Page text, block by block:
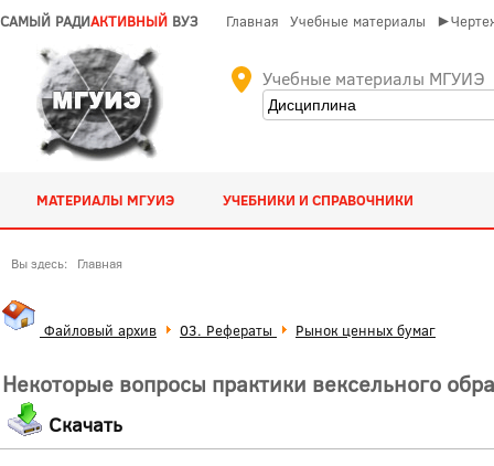
САМЫЙ РАДИАКТИВНЫЙ ВУЗ Главная Учебные материалы
Учебные материалы МГУИЭ
МАТЕРИАЛЫ МГУИЭ УЧЕБНИКИ И СПРАВОЧНИКИ
Вы здесь: Главная
Файловый архив 03. Рефераты Рынок ценных бумаг
Некоторые вопросы практики вексельного
Скачать